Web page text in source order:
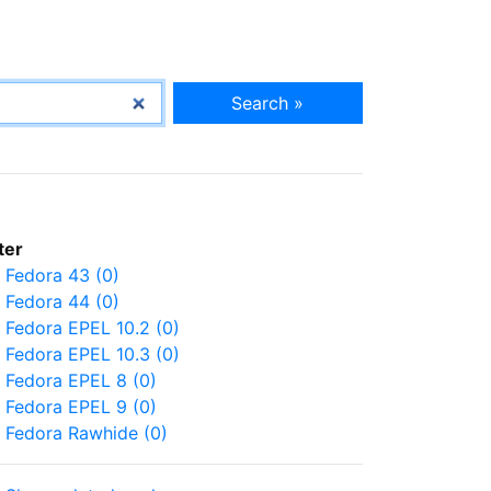
Search »
Fedora 43 (0)
Fedora 44 (0)
Fedora EPEL 10.2 (0)
Fedora EPEL 10.3 (0)
Fedora EPEL 8 (0)
Fedora EPEL 9 (0)
Fedora Rawhide (0)